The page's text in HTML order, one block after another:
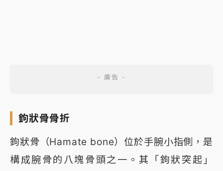
鉤狀骨骨折
鉤狀骨（Hamate bone）位於手腕小指側，是
構成腕骨的八塊骨頭之一。其「鉤狀突起」